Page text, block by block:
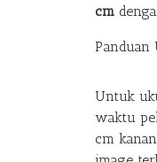
cm
Panduan
Untuk
waktu
cm